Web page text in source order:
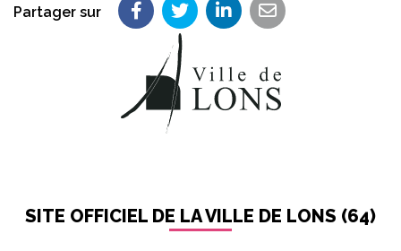
Partager sur Partager sur Facebook
Partager sur Twitter
Partager sur LinkedIn
Partager par
SITE OFFICIEL DE LA VILLE DE LONS (64)